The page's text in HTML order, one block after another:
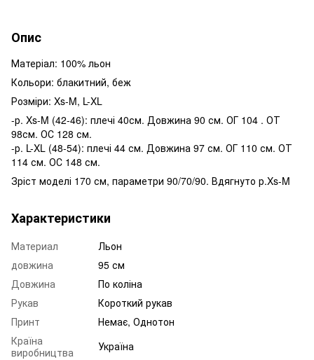
Опис
Матеріал: 100% льон
Кольори: блакитний, беж
Розміри: Xs-M, L-XL
-р. Xs-M (42-46): плечі 40см. Довжина 90 см. ОГ 104 . ОТ
98см. ОС 128 см.
-р. L-XL (48-54): плечі 44 см. Довжина 97 см. ОГ 110 см. ОТ
114 см. ОС 148 см.
Зріст моделі 170 см, параметри 90/70/90. Вдягнуто р.Xs-M
Характеристики
Материал
Льон
довжина
95 см
Довжина
По коліна
Рукав
Короткий рукав
Принт
Немає, Однотон
Країна
виробництва
Україна